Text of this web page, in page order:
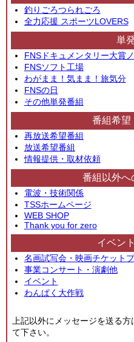
釣りごろつられごろ
全力応援 スポーツLOVERS
単
FNSドキュメンタリー大賞
FNSソフト工場
わがまま！気まま！旅気分
FNSの日
その他単発番組
番組希望
再放送希望番組
放送希望番組
情報提供・取材依頼
番組以外へ
電波・技術関係
TSSホームページ
WEB SHOP
Thank you for zero
イベン
名画試写会・映画チケット
事業コンサート・演劇他
イベント
わんぱく大作戦
上記以外にメッセージを送る方
て下さい。